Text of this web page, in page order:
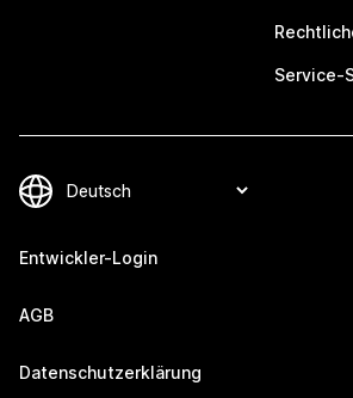
Service-
Entwickler-Login
AGB
Datenschutzerklärung